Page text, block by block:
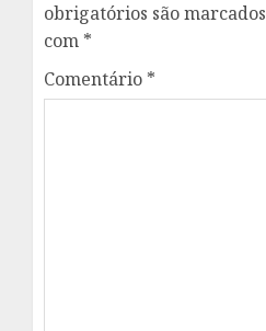
obrigatórios são marcados
com *
Comentário *